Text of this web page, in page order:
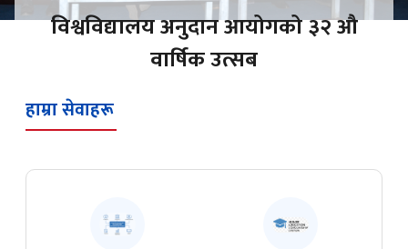
विश्वविद्यालय अनुदान आयोगको ३२ औ
वार्षिक उत्सब
हाम्रा सेवाहरू